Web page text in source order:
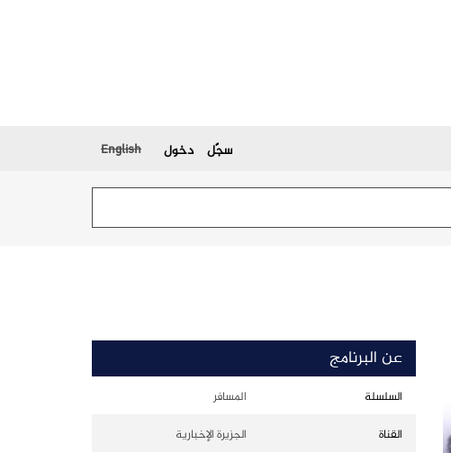
سجّل دخول English
عن البرنامج
السلسلة
المسافر
القناة
الجزيرة الإخبارية